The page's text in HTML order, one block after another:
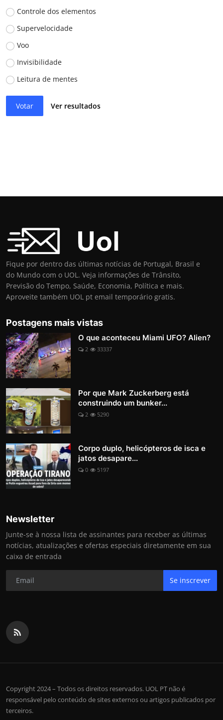
Controle dos elementos
Supervelocidade
Voo
Invisibilidade
Leitura de mentes
Votar Ver resultados
Fique por dentro das últimas notícias de Portugal, Brasil e
do Mundo com o UOL. Veja informações de Trânsito,
Previsão do Tempo, Saúde, Economia, Política e mais.
Aproveite também UOL pt email temporário gratis.
Postagens mais vistas
O que aconteceu Miami UFO? Alien?
2 33337
Por que Mark Zuckerberg está
construindo um bunker...
2 5290
Corpo duplo, helicópteros de isca e
jatos desapare...
0 5197
Newsletter
Junte-se à nossa lista de assinantes para receber as últimas
notícias, atualizações e ofertas especiais diretamente em sua
caixa de entrada
Se inscrever
Copyright 2024 – Todos os direitos reservados. UOL PT não é
responsável pelo conteúdo de sites externos ou artigos publicados por
terceiros.